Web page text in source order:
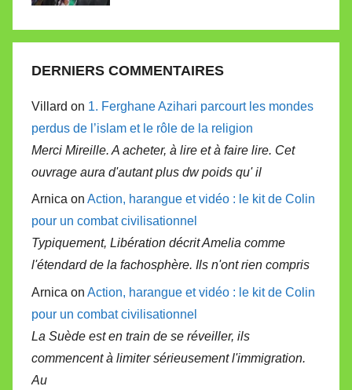
DERNIERS COMMENTAIRES
Villard on 1. Ferghane Azihari parcourt les mondes
perdus de l’islam et le rôle de la religion
Merci Mireille. A acheter, à lire et à faire lire. Cet
ouvrage aura d'autant plus dw poids qu' il
Arnica on Action, harangue et vidéo : le kit de Colin
pour un combat civilisationnel
Typiquement, Libération décrit Amelia comme
l'étendard de la fachosphère. Ils n'ont rien compris
Arnica on Action, harangue et vidéo : le kit de Colin
pour un combat civilisationnel
La Suède est en train de se réveiller, ils
commencent à limiter sérieusement l'immigration.
Au